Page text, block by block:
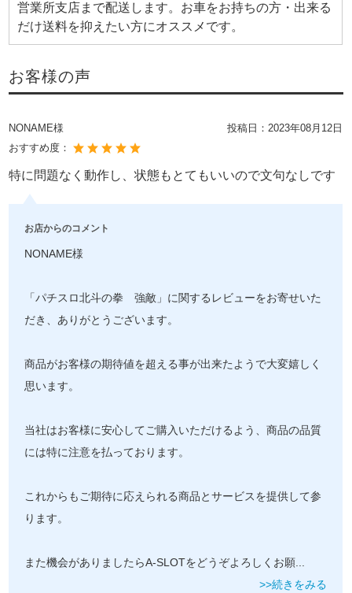
営業所支店まで配送します。お車をお持ちの方・出来る
だけ送料を抑えたい方にオススメです。
お客様の声
NONAME様 投稿日：2023年08月12日
おすすめ度：
特に問題なく動作し、状態もとてもいいので文句なしです
お店からのコメント
NONAME様
「パチスロ北斗の拳 強敵」に関するレビューをお寄せいた
だき、ありがとうございます。
商品がお客様の期待値を超える事が出来たようで大変嬉しく
思います。
当社はお客様に安心してご購入いただけるよう、商品の品質
には特に注意を払っております。
これからもご期待に応えられる商品とサービスを提供して参
ります。
また機会がありましたらA-SLOTをどうぞよろしくお願...
>>続きをみる